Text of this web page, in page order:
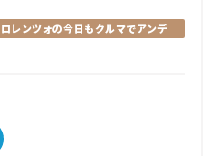
ロレンツォの今日もクルマでアンデ
ードスター｜Mazda Roadster